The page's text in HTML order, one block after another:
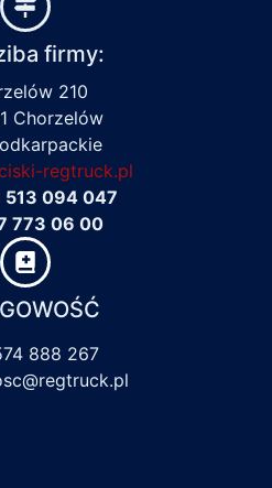
firmy:
210
Chorzelów
regtruck.pl
513 094 047
773 06 00
888 267